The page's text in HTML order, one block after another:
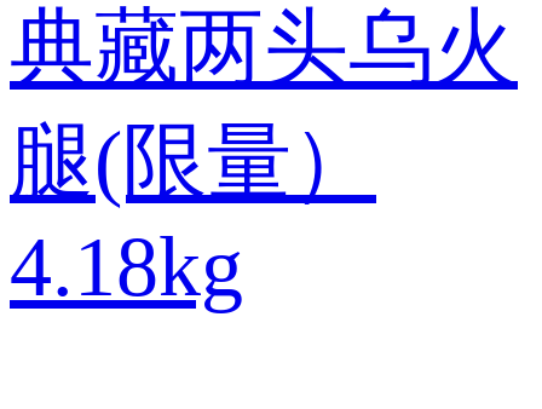
典藏两头乌火
腿(限量）
4.18kg